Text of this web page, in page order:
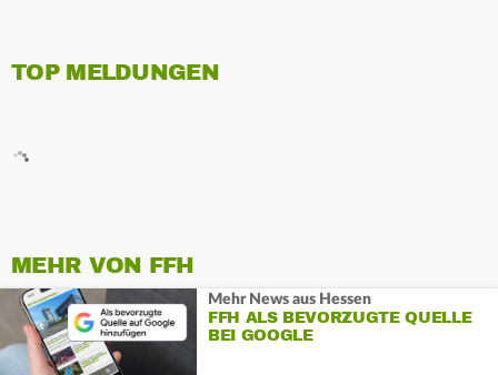
TOP MELDUNGEN
MEHR VON FFH
Mehr News aus Hessen
FFH ALS BEVORZUGTE QUELLE
BEI GOOGLE